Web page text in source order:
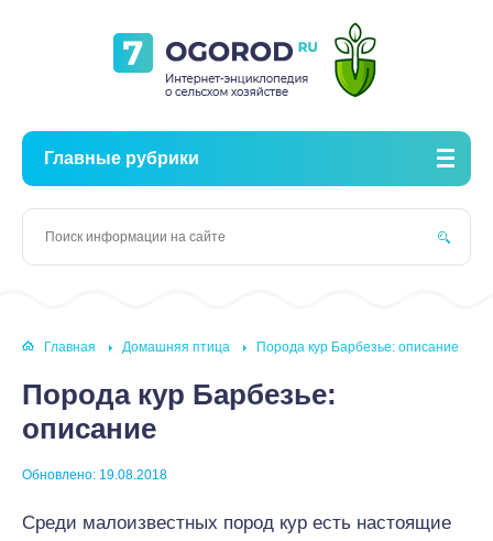
Главные рубрики
Главная Домашняя птица Порода кур Барбезье: описание
Порода кур Барбезье:
описание
Обновлено: 19.08.2018
Среди малоизвестных пород кур есть настоящие